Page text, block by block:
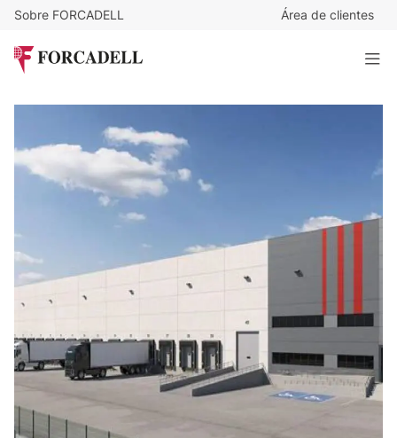
Sobre FORCADELL Área de clientes
Nave logística llave en mano de 8.106 m² - Alcala de
Henares, Madrid